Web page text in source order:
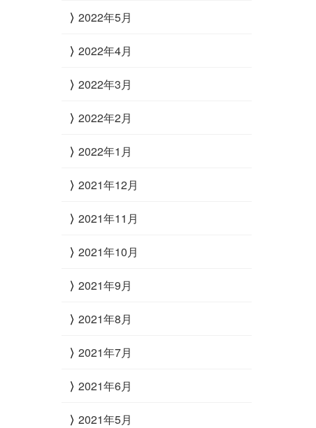
2022年5月
2022年4月
2022年3月
2022年2月
2022年1月
2021年12月
2021年11月
2021年10月
2021年9月
2021年8月
2021年7月
2021年6月
2021年5月